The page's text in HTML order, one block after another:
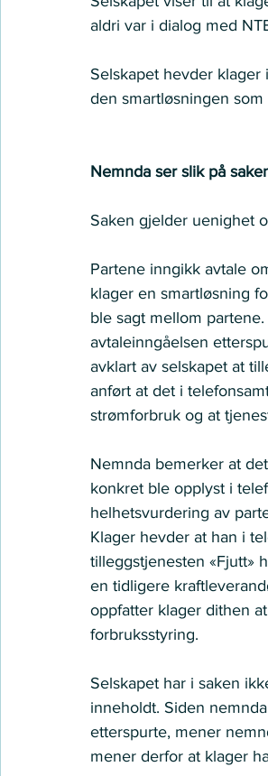
aldri var i dialog med
Selskapet hevder
den smartløsningen
Nemnda ser slik på
Saken gjelder uenighet
Partene inngikk avtale
klager en smartløsning
ble sagt mellom
avtaleinngåelsen
avklart av selskapet at
anført at det i
strømforbruk og at
Nemnda bemerker at
konkret ble opplyst i
helhetsvurdering av
Klager hevder at han i
tilleggstjenesten «Fjutt»
en tidligere
oppfatter klager dithen
forbruksstyring.
Selskapet har i saken
inneholdt. Siden
etterspurte, mener
mener derfor at klager